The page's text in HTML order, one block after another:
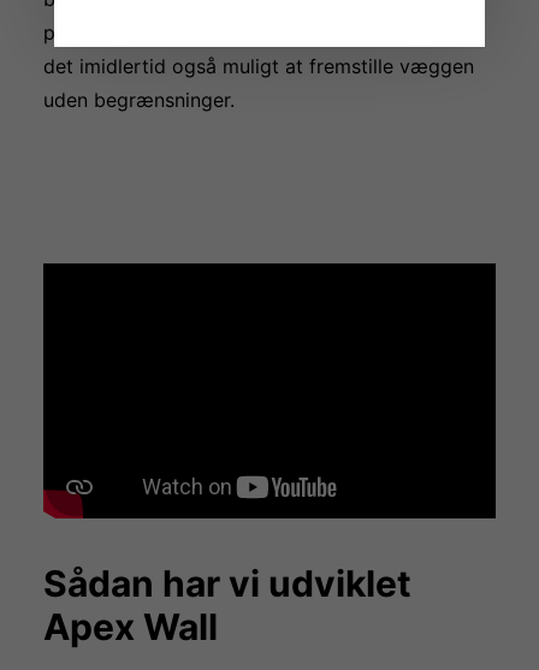
produktionsmetode. 3D-printteknologien gjorde
det imidlertid også muligt at fremstille væggen
uden begrænsninger.
Sådan har vi udviklet
Apex Wall